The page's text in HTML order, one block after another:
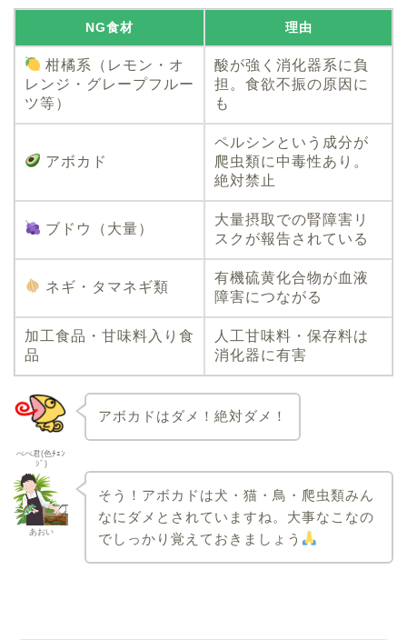
NG食材 理由
柑橘系（レモン・オ
レンジ・グレープフルー
ツ等）
酸が強く消化器系に負
担。食欲不振の原因に
も
アボカド
ペルシンという成分が
爬虫類に中毒性あり。
絶対禁止
ブドウ（大量）
大量摂取での腎障害リ
スクが報告されている
ネギ・タマネギ類
有機硫黄化合物が血液
障害につながる
加工食品・甘味料入り食
品
人工甘味料・保存料は
消化器に有害
ぺぺ君(色ﾁｪﾝ
ｼﾞ)
アボカドはダメ！絶対ダメ！
あおい
そう！アボカドは犬・猫・鳥・爬虫類みん
なにダメとされていますね。大事なこなの
でしっかり覚えておきましょう